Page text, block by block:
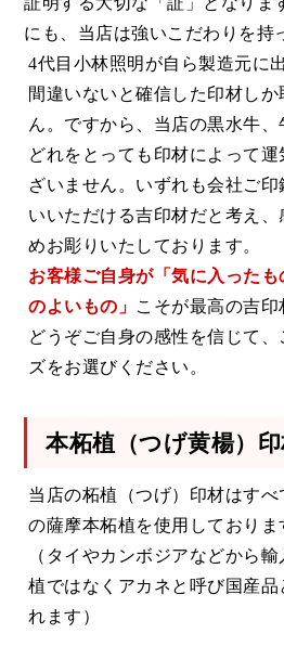
にも、当店は強いこだわりを持
4代目小林照明が自ら製造元に
間違いないと確信した印材し
ん。ですから、当店の黒水牛、
どれをとっても印材によって
ざいません。いずれも会社ご
いいただける吉印材だと考え
めお彫りいたしております。
お客様ご自身が「気に入った
のよいもの」 こそが最高の吉印
どうぞご自身の感性を信じて、
ズをお選びください。
本柘植（つげ黄楊）
当店の柘植（つげ）印材はすべ
の薩摩本柘植を使用しておりま
（タイやカンボジアなどから
植ではなくアカネと呼び国産品
れます）